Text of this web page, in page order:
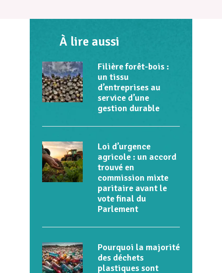
À lire aussi
Filière forêt-bois :
un tissu
d’entreprises au
service d’une
gestion durable
Loi d’urgence
agricole : un accord
trouvé en
commission mixte
paritaire avant le
vote final du
Parlement
Pourquoi la majorité
des déchets
plastiques sont